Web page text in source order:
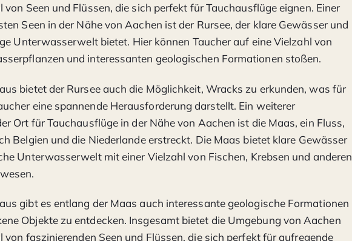
von Seen und Flüssen, die sich perfekt für Tauchausflüge eignen. Einer
Seen in der Nähe von Aachen ist der Rursee, der klare Gewässer und
Unterwasserwelt bietet. Hier können Taucher auf eine Vielzahl von
und interessanten geologischen Formationen stoßen.
bietet der Rursee auch die Möglichkeit, Wracks zu erkunden, was für
eine spannende Herausforderung darstellt. Ein weiterer
Ort für Tauchausflüge in der Nähe von Aachen ist die Maas, ein Fluss,
Belgien und die Niederlande erstreckt. Die Maas bietet klare Gewässer
Unterwasserwelt mit einer Vielzahl von Fischen, Krebsen und anderen
gibt es entlang der Maas auch interessante geologische Formationen
Objekte zu entdecken. Insgesamt bietet die Umgebung von Aachen
von faszinierenden Seen und Flüssen, die sich perfekt für aufregende